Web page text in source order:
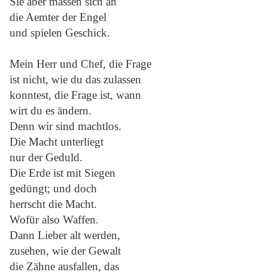
die Aemter der Engel
und spielen Geschick.
Mein Herr und Chef, die Frage
ist nicht, wie du das zulassen
konntest, die Frage ist, wann
wirt du es ändern.
Denn wir sind machtlos.
Die Macht unterliegt
nur der Geduld.
Die Erde ist mit Siegen
gedüngt; und doch
herrscht die Macht.
Wofür also Waffen.
Dann Lieber alt werden,
zusehen, wie der Gewalt
die Zähne ausfallen, das